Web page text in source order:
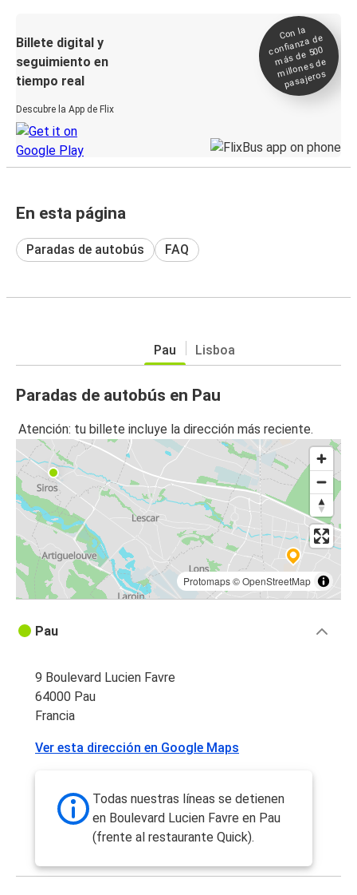
Billete digital y
seguimiento en
tiempo real
Descubre la App de Flix
Con la
confianza de
más de 500
millones de
pasajeros
En esta página
Paradas de autobús FAQ
Pau Lisboa
Paradas de autobús en Pau
Atención: tu billete incluye la dirección más reciente.
Protomaps©OpenStreetMap
Pau
9 Boulevard Lucien Favre
64000 Pau
Francia
Ver esta dirección en Google Maps
Todas nuestras líneas se detienen
en Boulevard Lucien Favre en Pau
(frente al restaurante Quick).